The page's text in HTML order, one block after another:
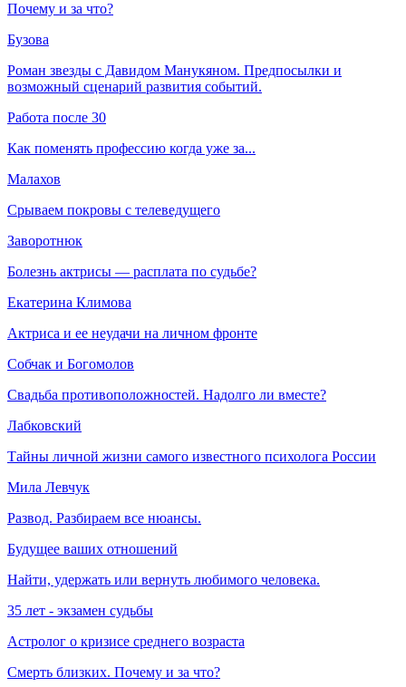
Почему и за что?
Бузова
Роман звезды с Давидом Манукяном. Предпосылки и
возможный сценарий развития событий.
Работа после 30
Как поменять профессию когда уже за...
Малахов
Срываем покровы с телеведущего
Заворотнюк
Болезнь актрисы — расплата по судьбе?
Екатерина Климова
Актриса и ее неудачи на личном фронте
Собчак и Богомолов
Свадьба противоположностей. Надолго ли вместе?
Лабковский
Тайны личной жизни самого известного психолога России
Мила Левчук
Развод. Разбираем все нюансы.
Будущее ваших отношений
Найти, удержать или вернуть любимого человека.
35 лет - экзамен судьбы
Астролог о кризисе среднего возраста
Смерть близких. Почему и за что?